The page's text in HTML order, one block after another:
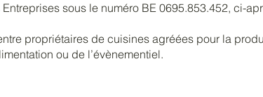
sous le numéro BE 0695.853.452, ci-
propriétaires de cuisines agréées pour la
ou de l’évènementiel.